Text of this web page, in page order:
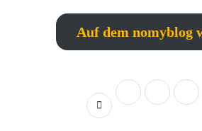
Auf dem nomyblog